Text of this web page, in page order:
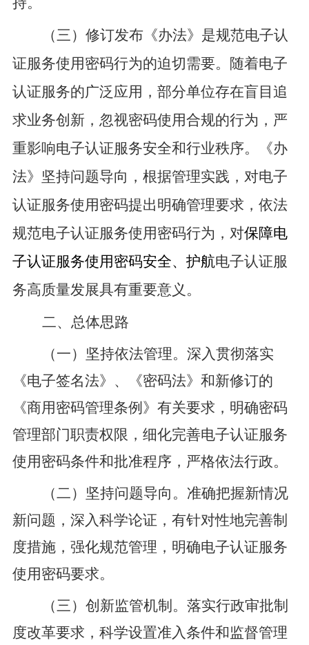
（三）修订发布《办法》是规范电子认
证服务使用密码行为的迫切需要。 随着电子
认证服务的广泛应用 ，部分单位存在盲目追
求业务创新，忽视密码使用合规的行为，严
重影响电子认证服务安全和行业秩序。
《办
法》 坚持问题导向，根据管理实践，对电子
认证服务使用密码提出明确管理要求，依法
规范电子认证服务使用密码行为， 对保障电
子认证服务使用密码安全、护航电子认证服
务高质量发展具有重要意义。
二、 总体思路
（一）坚持依法管理。 深入贯彻落实
《电子签名法》 、
《密码法》和新修订的
《商用密码管理条例》有关要求，明确密码
管理部门职责权限，细化完善电子认证服务
使用密码条件和批准程序，严格依法行政。
（二）坚持问题导向。 准确把握新情况
新问题，深入科学论证，有针对性地完善制
度措施，强化规范管理 ，明确电子认证服务
使用密码要求。
（三）创新监管机制。 落实行政审批制
度改革要求，科学设置准入条件和监督管理